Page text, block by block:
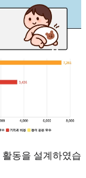
동을 설계하였습